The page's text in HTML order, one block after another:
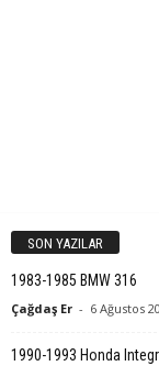
SON YAZILAR
1983-1985 BMW 316
Çağdaş Er - 6 Ağustos
1990-1993 Honda